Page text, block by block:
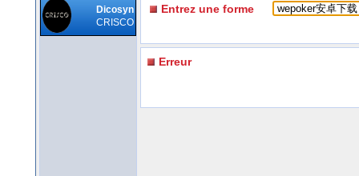
Dicosyn
CRISCO
Entrez une forme
Erreur